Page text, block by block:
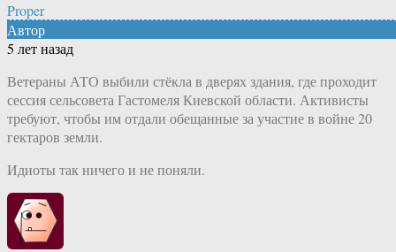
Proper
Автор
5 лет назад
Ветераны АТО выбили стёкла в дверях здания, где проходит
сессия сельсовета Гастомеля Киевской области. Активисты
требуют, чтобы им отдали обещанные за участие в войне 20
гектаров земли.
Идиоты так ничего и не поняли.